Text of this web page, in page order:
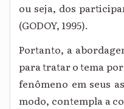
ou seja, dos
(GODOY, 1995).
Portanto, a
para tratar o tema
fenômeno em seus
modo, contempla a